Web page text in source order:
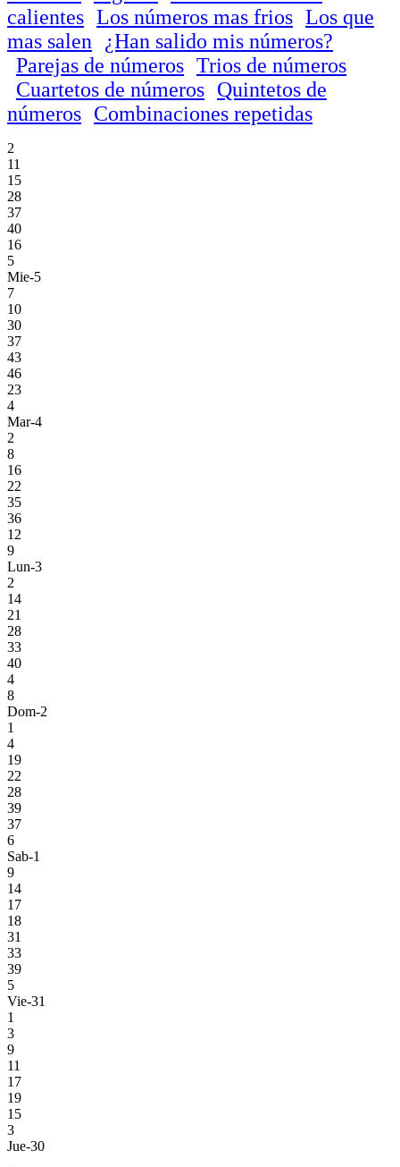
calientes Los números mas frios Los que
mas salen
¿Han salido mis números?
Parejas de números Trios de números
Cuartetos de números Quintetos de
números Combinaciones repetidas
2
11
15
28
37
40
16
5
Mie-5
7
10
30
37
43
46
23
4
Mar-4
2
8
16
22
35
36
12
9
Lun-3
2
14
21
28
33
40
4
8
Dom-2
1
4
19
22
28
39
37
6
Sab-1
9
14
17
18
31
33
39
5
Vie-31
1
3
9
11
17
19
15
3
Jue-30